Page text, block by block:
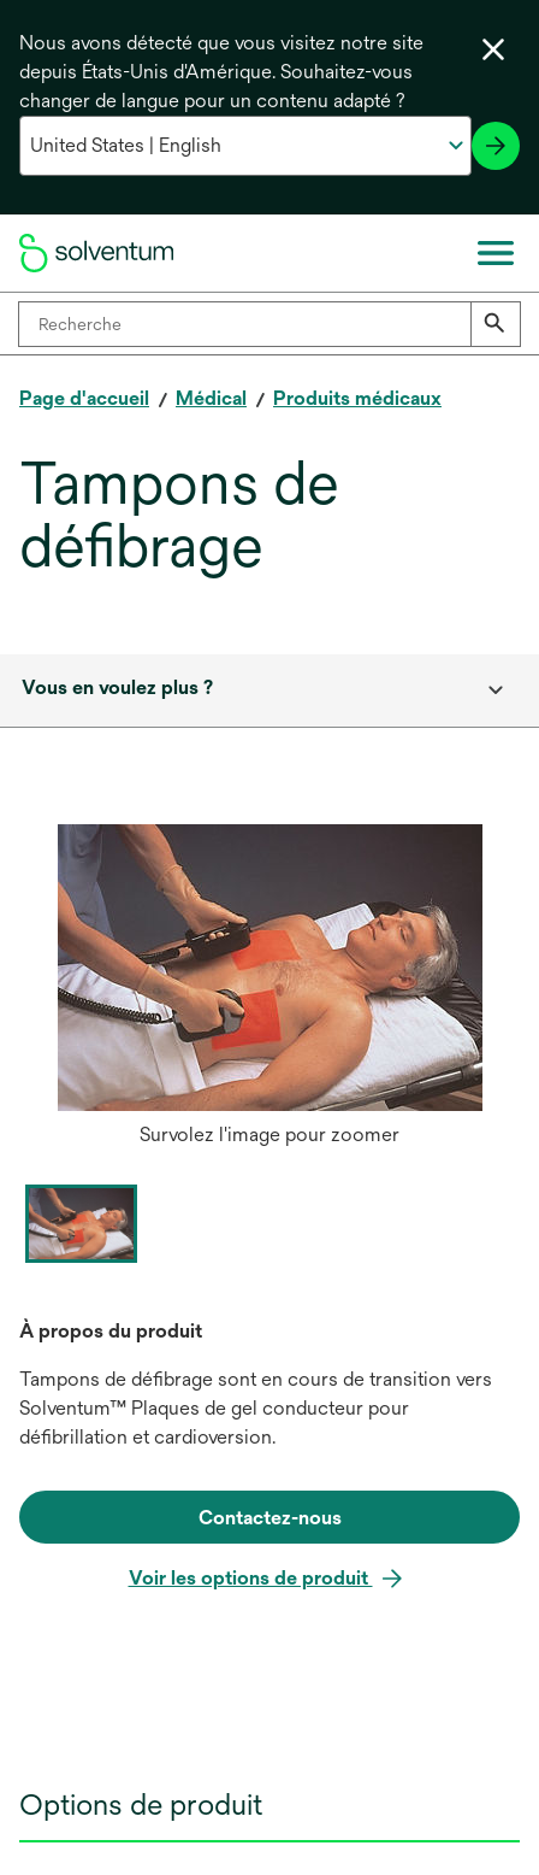
Nous avons détecté que vous visitez notre site
depuis États-Unis d'Amérique. Souhaitez-vous
changer de langue pour un contenu adapté ?
Page d'accueil Médical Produits médicaux
Tampons de
défibrage
Vous en voulez plus ?
Survolez l'image pour zoomer
À propos du produit
Tampons de défibrage sont en cours de transition vers
Solventum™ Plaques de gel conducteur pour
défibrillation et cardioversion.
Contactez-nous
Voir les options de produit
Options de produit